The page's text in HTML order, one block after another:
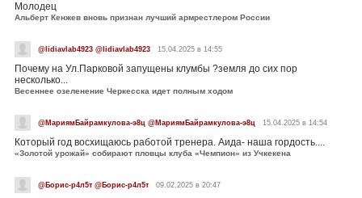
Молодец
Альберт Кенжев вновь признан лучший армрестлером России
@lidiavlab4923 @lidiavlab4923 15.04.2025 в 14:55
Почему на Ул.Парковой запущены клумбы ?земля до сих пор
несколько...
Весеннее озеленение Черкесска идет полным ходом
@МариямБайрамкулова-э8ц @МариямБайрамкулова-э8ц 15.04.2025 в 14:54
Который год восхищаюсь работой тренера. Аида- наша гордость....
«Золотой урожай» собирают пловцы клуба «Чемпион» из Учкекена
@Борис-р4л5т @Борис-р4л5т 09.02.2025 в 20:47